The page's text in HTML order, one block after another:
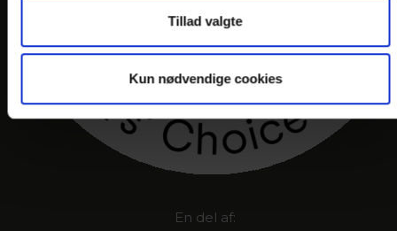
Tillad valgte
Kun nødvendige cookies
En del af: